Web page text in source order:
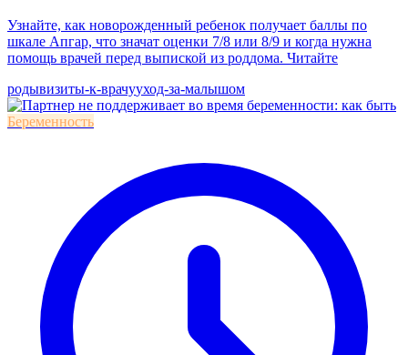
Узнайте, как новорожденный ребенок получает баллы по
шкале Апгар, что значат оценки 7/8 или 8/9 и когда нужна
помощь врачей перед выпиской из роддома. Читайте
родывизиты-к-врачууход-за-малышом
Беременность